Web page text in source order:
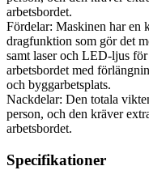
arbetsbordet.
Fördelar: Maskinen har en
dragfunktion som gör det
samt laser och LED-ljus
arbetsbordet med
och byggarbetsplats.
Nackdelar: Den totala
person, och den kräver
arbetsbordet.
Specifikationer